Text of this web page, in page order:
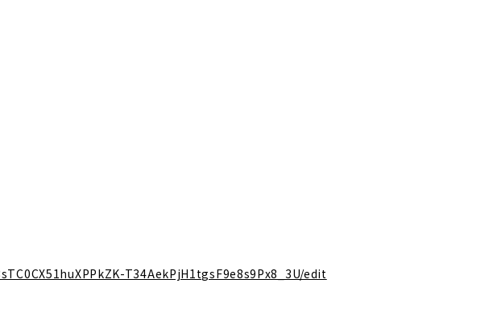
T34AekPjH1tgsF9e8s9Px8_3U/edit